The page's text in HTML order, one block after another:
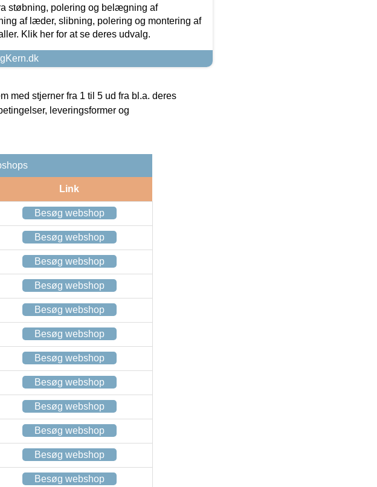
støbning, polering og belægning af
af læder, slibning, polering og montering af
Klik her for at se deres udvalg.
med stjerner fra 1 til 5 ud fra bl.a. deres
leveringsformer og
Link
Besøg webshop
Besøg webshop
Besøg webshop
Besøg webshop
Besøg webshop
Besøg webshop
Besøg webshop
Besøg webshop
Besøg webshop
Besøg webshop
Besøg webshop
Besøg webshop